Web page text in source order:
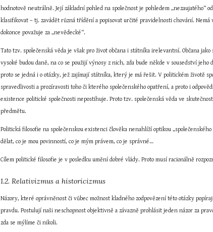
hodnotově neutrálně. Její základní pohled na společnost je pohledem „nezaujatého“
klasifikovat – tj. zavádět různá třídění a popisovat určité pravidelnosti chování.
dokonce považuje za „nevědecké“.
Tato tzv. společenská věda je však pro život občana i státníka irelevantní. Občana
vysoké budou daně, na co se použijí výnosy z nich, zda bude někde v sousedství
proto se jedná i o otázky, jež zajímají státníka, který je má řešit. V politickém životě
spravedlivosti a prozíravosti toho či kterého společenského opatření, a proto i
existence politické společnosti nepostihuje. Proto tzv. společenská věda ve
předmětu.
Politická filosofie na společenskou existenci člověka nenahlíží optikou
dělat, co je mou povinností, co je mým právem, co je správné…
Cílem politické filosofie je v posledku umění dobré vlády. Proto musí racionálně
1.2. Relativizmus a historicizmus
Názory, které oprávněnost či vůbec možnost kladného zodpovězení této otázky
pravdu. Postulují naši neschopnost objektivně a závazně prohlásit jeden názor za
zda se mýlíme či nikoli.